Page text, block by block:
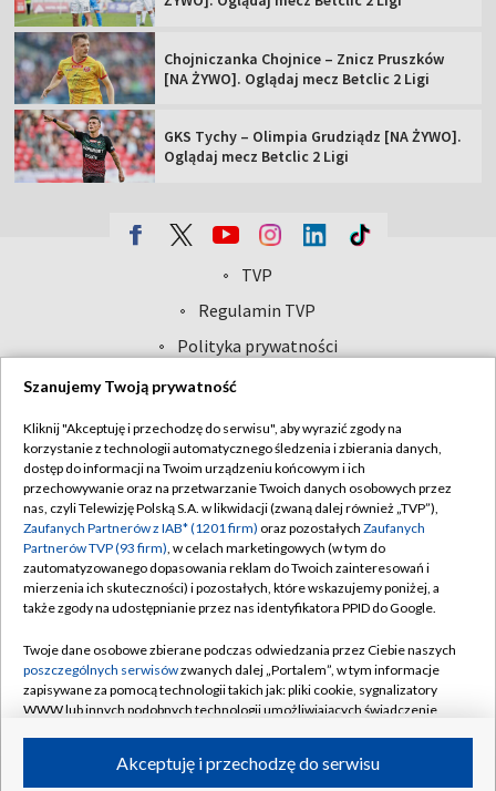
Chojniczanka Chojnice – Znicz Pruszków
[NA ŻYWO]. Oglądaj mecz Betclic 2 Ligi
GKS Tychy – Olimpia Grudziądz [NA ŻYWO].
Oglądaj mecz Betclic 2 Ligi
TVP
Abonament TVP
Sklep TVP
Biuro Reklamy
Telegazeta ogłoszenia
Emisja w TVP
Rada Programowa
Ogłoszenia przetargowe
Akademia Telewizyjna
Centrum informacji TVP
System NOS
Zgłoś program (ROPAT)
Kariera w TVP
Regulamin TVP
Polityka prywatności
Moje zgody
Kontakt
Kanały
©2026 Telewizja Polska Spółka Akcyjna w likwidacji
Szanujemy Twoją prywatność
Kliknij "Akceptuję i przechodzę do serwisu", aby wyrazić zgody na
korzystanie z technologii automatycznego śledzenia i zbierania danych,
dostęp do informacji na Twoim urządzeniu końcowym i ich
przechowywanie oraz na przetwarzanie Twoich danych osobowych przez
nas, czyli Telewizję Polską S.A. w likwidacji (zwaną dalej również „TVP”),
Zaufanych Partnerów z IAB* (1201 firm) oraz pozostałych Zaufanych
Partnerów TVP (93 firm), w celach marketingowych (w tym do
zautomatyzowanego dopasowania reklam do Twoich zainteresowań i
mierzenia ich skuteczności) i pozostałych, które wskazujemy poniżej, a
także zgody na udostępnianie przez nas identyfikatora PPID do Google.
Twoje dane osobowe zbierane podczas odwiedzania przez Ciebie naszych
poszczególnych serwisówzwanych dalej „Portalem”, w tym informacje
zapisywane za pomocą technologii takich jak: pliki cookie, sygnalizatory
WWW lub innych podobnych technologii umożliwiających świadczenie
ruchu w Internecie.Akceptuję i przechodzę do serwisu